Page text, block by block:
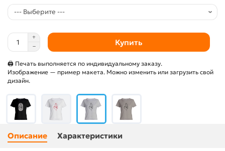
Купить
🖨 Печать выполняется по индивидуальному заказу.
Изображение — пример макета. Можно изменить или загрузить свой
дизайн.
Описание Характеристики